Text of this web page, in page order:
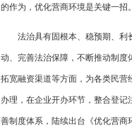
的作为，优化营商环境是关键一招。
法治具有固根本、稳预期、利
动、完善法治保障，不断推动制度
拓宽融资渠道等方面，为各类民营
办理，在企业开办环节，整合登
善制度体系，陆续出台《优化营商